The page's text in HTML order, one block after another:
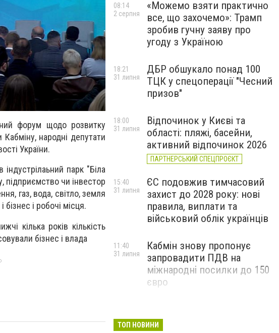
форум щодо розвитку
Кабміну, народні депутати
України.
парк "Біла
чи інвестор
газ, вода, світло, земля
і робочі місця.
кілька років кількість
бізнес і влада
«Можемо взяти практично
все, що захочемо»: Трамп
зробив гучну заяву про
угоду з Україною
08:14
2 серпня
ДБР обшукало понад 100
ТЦК у спецоперації "Чесний
призов"
18:21
31 липня
Відпочинок у Києві та
області: пляжі, басейни,
активний відпочинок 2026
ПАРТНЕРСЬКИЙ СПЕЦПРОЄКТ
18:00
31 липня
ЄС подовжив тимчасовий
захист до 2028 року: нові
правила, виплати та
військовий облік українців
15:40
31 липня
Кабмін знову пропонує
запровадити ПДВ на
міжнародні посилки до 150
євро
11:40
31 липня
ТОП НОВИНИ